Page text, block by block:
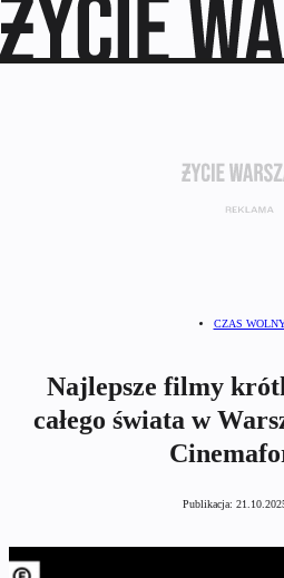
CZAS
Najlepsze filmy
całego świata w
Publikacja: